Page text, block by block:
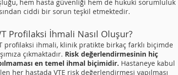
hem hasta güvenliği hem de hukuki sorumluluk
ciddi bir sorun teşkil etmektedir.
Profilaksi İhmali Nasıl Oluşur?
profilaksi ihmali, klinik pratikte birkaç farklı biçimde
çıkmaktadır. Risk değerlendirmesinin hiç
en temel ihmal biçimidir. Hastaneye kabul
her hastada VTE risk değerlendirmesi yapılması